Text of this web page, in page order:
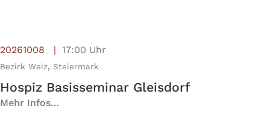
Hospiz Basisseminar Gleisdorf
20261008 17:00 Uhr
Bezirk Weiz, Steiermark
Mehr Infos…